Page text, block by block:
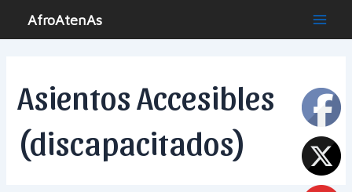
AfroAtenAs
Main
Asientos Accesibles
(discapacitados)